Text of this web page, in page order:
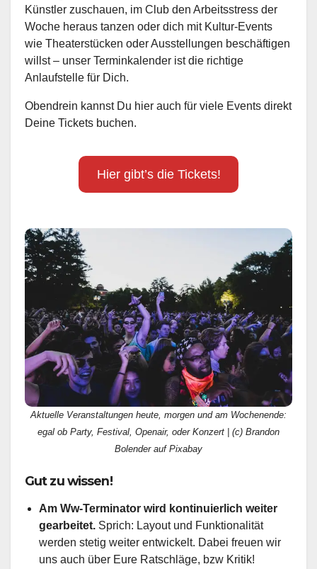
Künstler zuschauen, im Club den Arbeitsstress der
Woche heraus tanzen oder dich mit Kultur-Events
wie Theaterstücken oder Ausstellungen beschäftigen
willst – unser Terminkalender ist die richtige
Anlaufstelle für Dich.
Obendrein kannst Du hier auch für viele Events direkt
Deine Tickets buchen.
Hier gibt’s die Tickets!
Aktuelle Veranstaltungen heute, morgen und am Wochenende:
egal ob Party, Festival, Openair, oder Konzert | (c) Brandon
Bolender auf Pixabay
Gut zu wissen!
Am Ww-Terminator wird kontinuierlich weiter
gearbeitet. Sprich: Layout und Funktionalität
werden stetig weiter entwickelt. Dabei freuen wir
uns auch über Eure Ratschläge, bzw Kritik!